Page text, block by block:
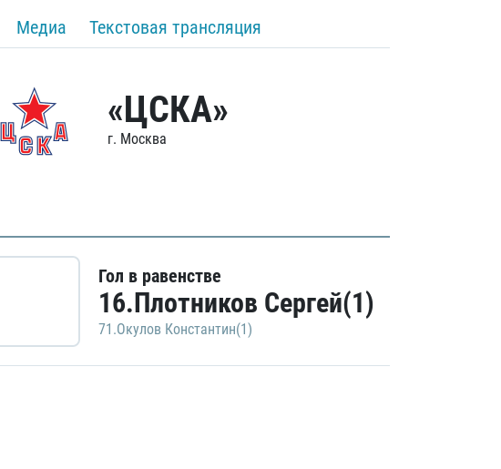
Медиа Текстовая трансляция
«ЦСКА»
г. Москва
Гол в равенстве
16.Плотников Сергей(1)
71.Окулов Константин(1)